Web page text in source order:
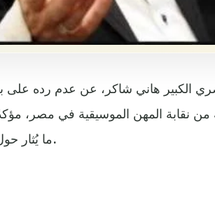
هاني شاكر، عن عدم رده على
من نقابة المهن الموسيقية في مصر،
ما يُثار حول تلقيه رشوة أثناء توليه المنصب.